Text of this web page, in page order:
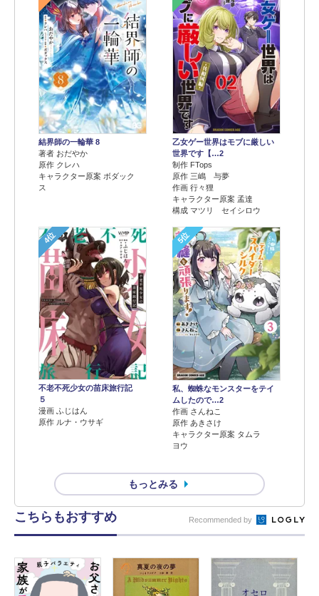
結界師の一輪華 8
著者 おだやか
原作 クレハ
キャラクター原案 ボダック
ス
乙女ゲー世界はモブに厳しい
世界です【…2
制作 FTops
原作 三嶋 与夢
作画 行々狸
キャラクター原案 孟達
構成 マツリ セイシロウ
4位
不老不死少女の苗床旅行記
５
漫画 ふじはん
原作 ルナ・ウサギ
5位
私、蜘蛛なモンスターをテイ
ムしたので…2
作画 さんねこ
原作 あきさけ
キャラクター原案 タムラ
ヨウ
もっとみる
こちらもおすすめ Recommended by